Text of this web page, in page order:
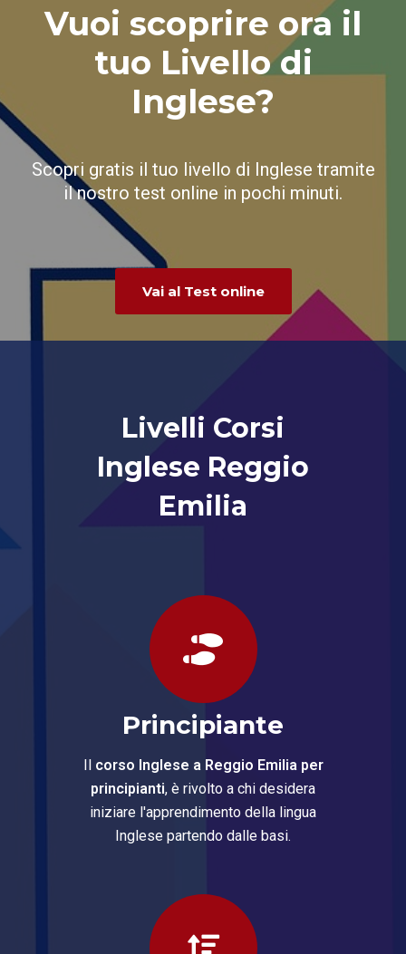
Vuoi scoprire ora il
tuo Livello di
Inglese?
Scopri gratis il tuo livello di Inglese tramite
il nostro test online in pochi minuti.
Vai al Test online
Livelli Corsi
Inglese Reggio
Emilia
Principiante
Il corso Inglese a Reggio Emilia per
principianti, è rivolto a chi desidera
iniziare l'apprendimento della lingua
Inglese partendo dalle basi.